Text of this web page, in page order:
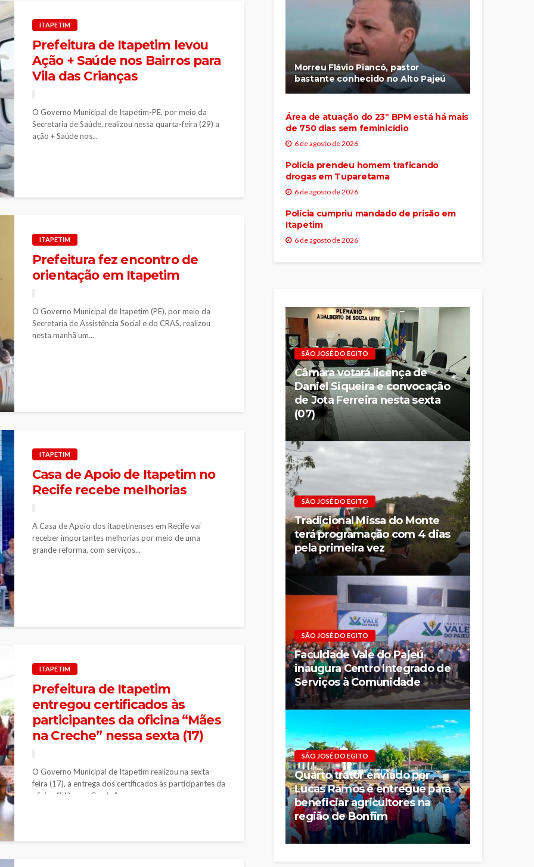
ITAPETIM
Prefeitura de Itapetim levou
Ação + Saúde nos Bairros para
Vila das Crianças
O Governo Municipal de Itapetim-PE, por meio da
Secretaria de Saúde, realizou nessa quarta-feira (29) a
ação + Saúde nos...
ITAPETIM
Prefeitura fez encontro de
orientação em Itapetim
O Governo Municipal de Itapetim (PE), por meio da
Secretaria de Assistência Social e do CRAS, realizou
nesta manhã um...
ITAPETIM
Casa de Apoio de Itapetim no
Recife recebe melhorias
A Casa de Apoio dos itapetinenses em Recife vai
receber importantes melhorias por meio de uma
grande reforma, com serviços...
ITAPETIM
Prefeitura de Itapetim
entregou certificados às
participantes da oficina “Mães
na Creche” nessa sexta (17)
O Governo Municipal de Itapetim realizou na sexta-
feira (17), a entrega dos certificados às participantes da
oficina “Mães na Creche”,...
Morreu Flávio Piancó, pastor
bastante conhecido no Alto Pajeú
Área de atuação do 23º BPM está há mais
de 750 dias sem feminicídio
6 de agosto de 2026
Polícia prendeu homem traficando
drogas em Tuparetama
6 de agosto de 2026
Polícia cumpriu mandado de prisão em
Itapetim
6 de agosto de 2026
SÃO JOSÉ DO EGITO
Câmara votará licença de
Daniel Siqueira e convocação
de Jota Ferreira nesta sexta
(07)
SÃO JOSÉ DO EGITO
Tradicional Missa do Monte
terá programação com 4 dias
pela primeira vez
SÃO JOSÉ DO EGITO
Faculdade Vale do Pajeú
inaugura Centro Integrado de
Serviços à Comunidade
SÃO JOSÉ DO EGITO
Quarto trator enviado por
Lucas Ramos é entregue para
beneficiar agricultores na
região de Bonfim